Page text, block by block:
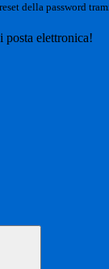
della password
posta elettronica!